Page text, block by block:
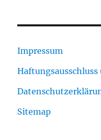
Impressum
Sitemap